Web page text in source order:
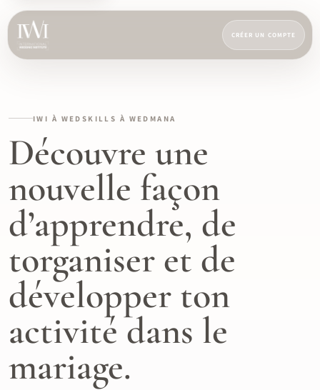
CRÉER UN COMPTE
IWI À WEDSKILLS À WEDMANA
Découvre une
nouvelle façon
d’apprendre, de
torganiser et de
développer ton
activité dans le
mariage.